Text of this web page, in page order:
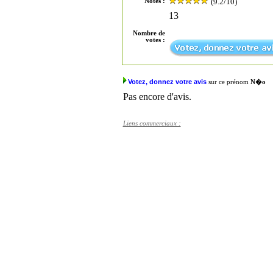
Nombre de
votes :
13
Votez, donnez votre avissur ce prénom N�o
Pas encore d'avis.
Liens commerciaux :